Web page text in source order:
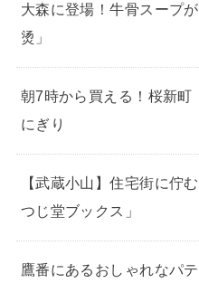
大森に登場！牛骨スープ
烫」
朝7時から買える！桜新町
にぎり
【武蔵小山】住宅街に佇
つじ堂ブックス」
鷹番にあるおしゃれなパ